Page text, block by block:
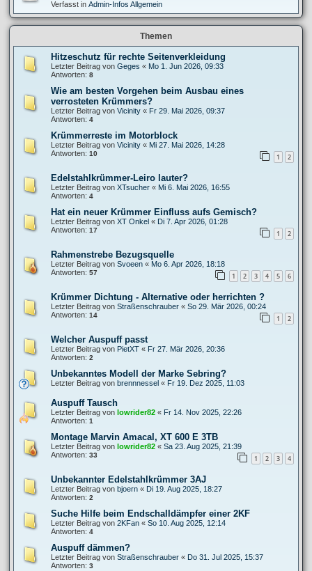
Verfasst in Admin-Infos Allgemein
Themen
Hitzeschutz für rechte Seitenverkleidung
Letzter Beitrag von Geges « Mo 1. Jun 2026, 09:33
Antworten: 8
Wie am besten Vorgehen beim Ausbau eines
verrosteten Krümmers?
Letzter Beitrag von Vicinity « Fr 29. Mai 2026, 09:37
Antworten: 4
Krümmerreste im Motorblock
Letzter Beitrag von Vicinity « Mi 27. Mai 2026, 14:28
Antworten: 10 1 2
Edelstahlkrümmer-Leiro lauter?
Letzter Beitrag von XTsucher « Mi 6. Mai 2026, 16:55
Antworten: 4
Hat ein neuer Krümmer Einfluss aufs Gemisch?
Letzter Beitrag von XT Onkel « Di 7. Apr 2026, 01:28
Antworten: 17 1 2
Rahmenstrebe Bezugsquelle
Letzter Beitrag von Svoeen « Mo 6. Apr 2026, 18:18
Antworten: 57 1 2 3 4 5 6
Krümmer Dichtung - Alternative oder herrichten ?
Letzter Beitrag von Straßenschrauber « So 29. Mär 2026, 00:24
Antworten: 14 1 2
Welcher Auspuff passt
Letzter Beitrag von PietXT « Fr 27. Mär 2026, 20:36
Antworten: 2
Unbekanntes Modell der Marke Sebring?
Letzter Beitrag von brennnessel « Fr 19. Dez 2025, 11:03
Auspuff Tausch
Letzter Beitrag von lowrider82 « Fr 14. Nov 2025, 22:26
Antworten: 1
Montage Marvin Amacal, XT 600 E 3TB
Letzter Beitrag von lowrider82 « Sa 23. Aug 2025, 21:39
Antworten: 33 1 2 3 4
Unbekannter Edelstahlkrümmer 3AJ
Letzter Beitrag von bjoern « Di 19. Aug 2025, 18:27
Antworten: 2
Suche Hilfe beim Endschalldämpfer einer 2KF
Letzter Beitrag von 2KFan « So 10. Aug 2025, 12:14
Antworten: 4
Auspuff dämmen?
Letzter Beitrag von Straßenschrauber « Do 31. Jul 2025, 15:37
Antworten: 3